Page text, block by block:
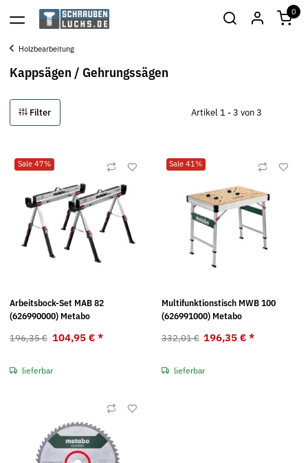
0
Holzbearbeitung
Kappsägen / Gehrungssägen
Filter Artikel 1 - 3 von 3
Sale 47%
Arbeitsbock-Set MAB 82
(626990000) Metabo
196,35 € 104,95 € *
lieferbar
Sale 41%
Multifunktionstisch MWB 100
(626991000) Metabo
332,01 € 196,35 € *
lieferbar